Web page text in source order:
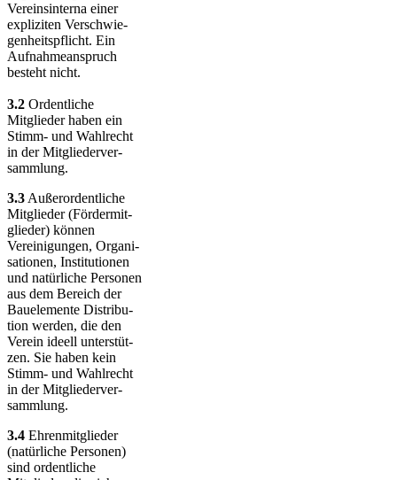
Vereins­in­terna einer
expliziten Ver­schwie­
gen­heits­pflicht. Ein
Auf­nahme­an­spruch
besteht nicht.
3.2 Ordentliche
Mitglieder haben ein
Stimm- und Wahlrecht
in der Mitglieder­ver­
sammlung.
3.3 Außerordentliche
Mitglieder (Förder­mit­
glieder) können
Vereinigungen, Orga­ni­
sa­tionen, Insti­tu­tio­nen
und na­tür­liche Per­so­nen
aus dem Bereich der
Bau­ele­mente Dis­tri­bu­
tion werden, die den
Verein ideell unter­stüt­
zen. Sie haben kein
Stimm- und Wahl­recht
in der Mit­glie­der­ver­
sammlung.
3.4 Ehrenmitglieder
(natürliche Personen)
sind ordentliche